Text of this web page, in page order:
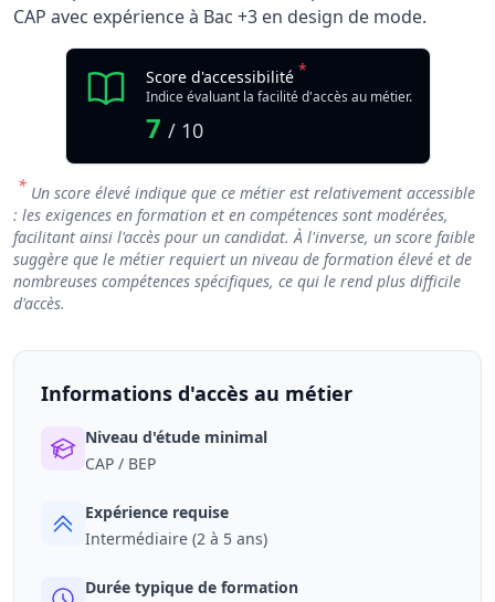
CAP avec expérience à Bac +3 en design de mode.
Score d'accessibilité *
Indice évaluant la facilité d'accès au métier.
7 / 10
* Un score élevé indique que ce métier est relativement accessible
: les exigences en formation et en compétences sont modérées,
facilitant ainsi l'accès pour un candidat. À l'inverse, un score faible
suggère que le métier requiert un niveau de formation élevé et de
nombreuses compétences spécifiques, ce qui le rend plus difficile
d'accès.
Informations d'accès au métier
Niveau d'étude minimal
CAP / BEP
Expérience requise
Intermédiaire (2 à 5 ans)
Durée typique de formation